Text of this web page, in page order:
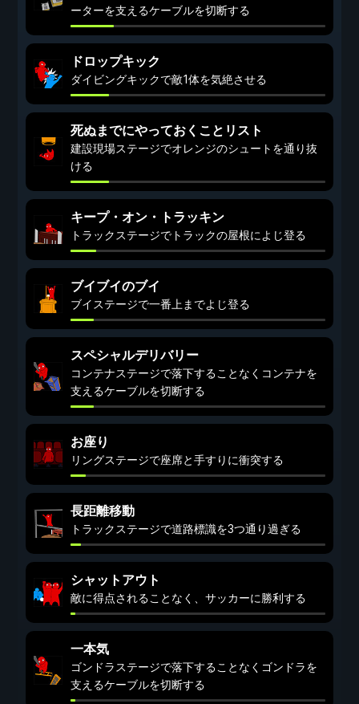
ーターを支えるケーブルを切断する
ドロップキック
ダイビングキックで敵1体を気絶させる
死ぬまでにやっておくことリスト
建設現場ステージでオレンジのシュートを通り抜
ける
キープ・オン・トラッキン
トラックステージでトラックの屋根によじ登る
ブイブイのブイ
ブイステージで一番上までよじ登る
スペシャルデリバリー
コンテナステージで落下することなくコンテナを
支えるケーブルを切断する
お座り
リングステージで座席と手すりに衝突する
長距離移動
トラックステージで道路標識を3つ通り過ぎる
シャットアウト
敵に得点されることなく、サッカーに勝利する
一本気
ゴンドラステージで落下することなくゴンドラを
支えるケーブルを切断する